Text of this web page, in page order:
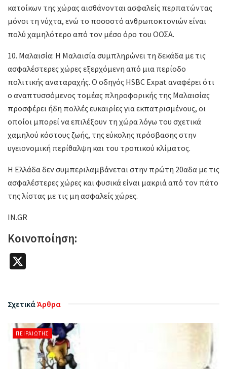
κατοίκων της χώρας αισθάνονται ασφαλείς περπατώντας
μόνοι τη νύχτα, ενώ το ποσοστό ανθρωποκτονιών είναι
πολύ χαμηλότερο από τον μέσο όρο του ΟΟΣΑ.
10. Μαλαισία: Η Μαλαισία συμπληρώνει τη δεκάδα με τις
ασφαλέστερες χώρες εξερχόμενη από μια περίοδο
πολιτικής αναταραχής. Ο οδηγός HSBC Expat αναφέρει ότι
ο αναπτυσσόμενος τομέας πληροφορικής της Μαλαισίας
προσφέρει ήδη πολλές ευκαιρίες για εκπατρισμένους, οι
οποίοι μπορεί να επιλέξουν τη χώρα λόγω του σχετικά
χαμηλού κόστους ζωής, της εύκολης πρόσβασης στην
υγειονομική περίθαλψη και του τροπικού κλίματος.
Η Ελλάδα δεν συμπεριλαμβάνεται στην πρώτη 20αδα με τις
ασφαλέστερες χώρες και φυσικά είναι μακριά από τον πάτο
της λίστας με τις μη ασφαλείς χώρες.
IN.GR
Κοινοποίηση:
ΣχετικάΆρθρα
ΠΕΙΡΑΙΏΤΗΣ